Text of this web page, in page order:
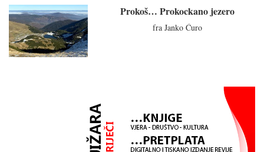
Prokoš… Prokockano jezero
fra Janko Ćuro